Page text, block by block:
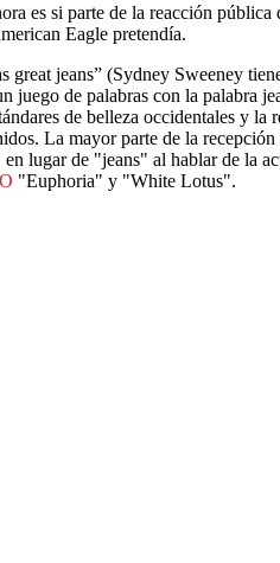
es si parte de la reacción pública
Eagle pretendía.
great jeans” (Sydney Sweeney
juego de palabras con la palabra
de belleza occidentales y
La mayor parte de la recepción
lugar de "jeans" al hablar de la
"Euphoria" y "White Lotus".